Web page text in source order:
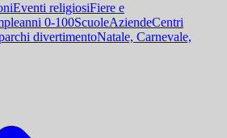
Eventi religiosiFiere e
0-100ScuoleAziendeCentri
divertimentoNatale, Carnevale,